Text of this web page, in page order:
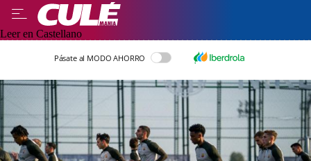
Leer en Castellano
Pásate al MODO AHORRO